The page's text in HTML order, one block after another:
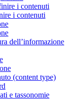
i contenuti
i contenuti
dell’informazione
(content type)
e tassonomie